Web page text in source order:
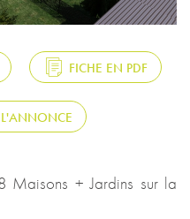
FICHE EN PDF
L'ANNONCE
Maisons + Jardins sur la